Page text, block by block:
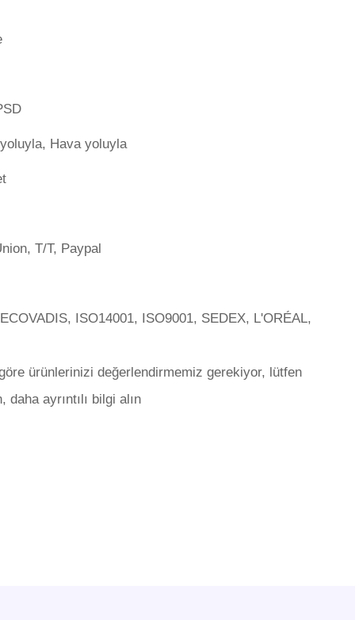
Hava yoluyla
T/T, Paypal
ISO14001, ISO9001, SEDEX, L'ORÉAL,
ürünlerinizi değerlendirmemiz gerekiyor, lütfen
ayrıntılı bilgi alın